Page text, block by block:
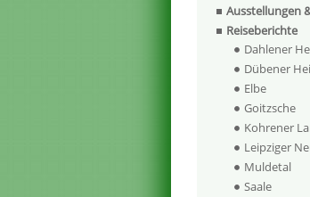
Ausstellungen
Reiseberichte
Dahlener
Dübener
Elbe
Goitzsche
Kohrener
Leipziger
Muldetal
Saale